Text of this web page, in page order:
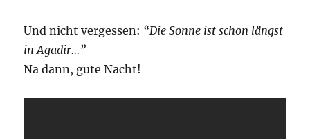
Und nicht vergessen: “Die Sonne ist schon längst
in Agadir…”
Na dann, gute Nacht!